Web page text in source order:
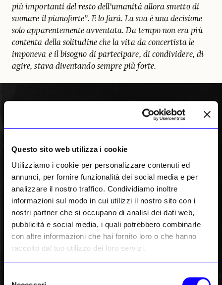
Questo sito web utilizza i cookie
Utilizziamo i cookie per personalizzare contenuti ed
annunci, per fornire funzionalità dei social media e per
analizzare il nostro traffico. Condividiamo inoltre
informazioni sul modo in cui utilizzi il nostro sito con i
nostri partner che si occupano di analisi dei dati web,
pubblicità e social media, i quali potrebbero combinarle
con altre informazioni che hai fornito loro o che hanno
raccolto dal tuo utilizzo dei loro servizi.
più importanti del resto dell’umanità allora smetto di
suonare il pianoforte”. E lo farà. La sua è una decisione
solo apparentemente avventata. Da tempo non era più
contenta della solitudine che la vita da concertista le
imponeva e il bisogno di partecipare, di condividere, di
agire, stava diventando sempre più forte.